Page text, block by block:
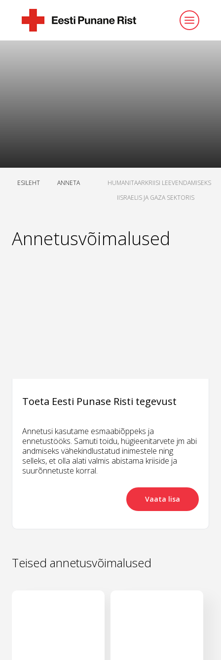
ESILEHT ANNETA
HUMANITAARKRIISI LEEVENDAMISEKS
IISRAELIS JA GAZA SEKTORIS
Annetusvõimalused
Toeta Eesti Punase Risti tegevust
Annetusi kasutame esmaabiõppeks ja
ennetustööks. Samuti toidu, hügieenitarvete jm abi
andmiseks vähekindlustatud inimestele ning
selleks, et olla alati valmis abistama kriiside ja
suurõnnetuste korral.
Vaata lisa
Teised annetusvõimalused